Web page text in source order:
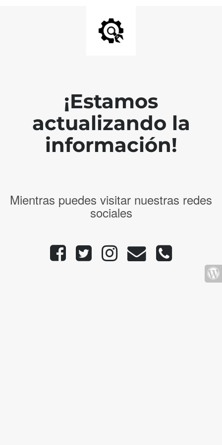
¡Estamos
actualizando la
información!
Mientras puedes visitar nuestras redes
sociales